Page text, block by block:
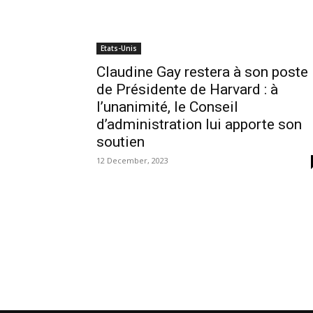
Etats-Unis
Claudine Gay restera à son poste
de Présidente de Harvard : à
l’unanimité, le Conseil
d’administration lui apporte son
soutien
12 December, 2023